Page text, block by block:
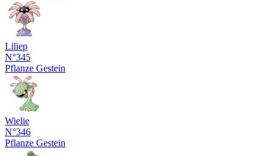
Liliep
N°345
Pflanze Gestein
Wielie
N°346
Pflanze Gestein